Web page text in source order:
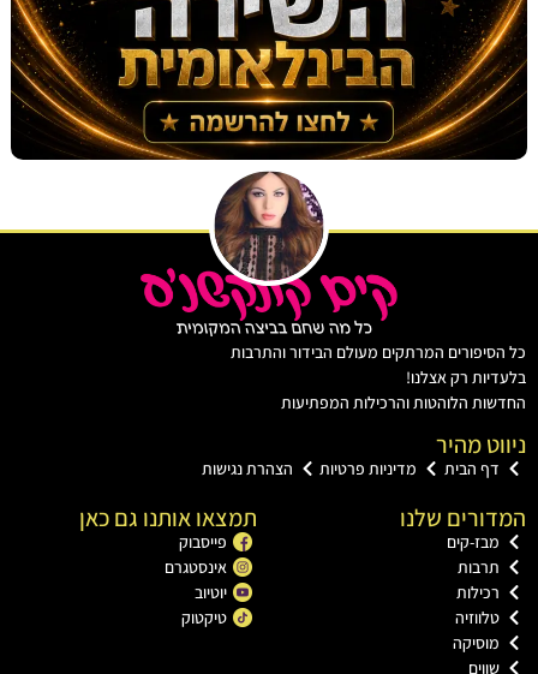
המרתקים מעולם הבידור והתרבות
רק אצלנו!
הלוהטות והרכילות המפתיעות
מהיר
הבית מדיניות פרטיות הצהרת נגישות
שלנו
קים
תמצאו אותנו גם כאן
פייסבוק
אינסטגרם
יוטיוב
טיקטוק